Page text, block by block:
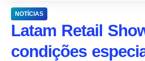
NOTÍCIAS
Latam Retail
condições